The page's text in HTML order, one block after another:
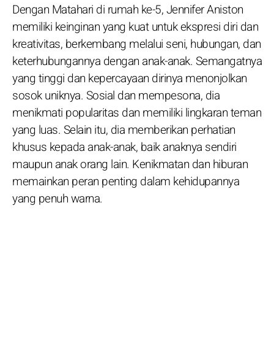
Dengan Matahari di rumah ke-5, Jennifer Aniston
memiliki keinginan yang kuat untuk ekspresi diri dan
kreativitas, berkembang melalui seni, hubungan, dan
keterhubungannya dengan anak-anak. Semangatnya
yang tinggi dan kepercayaan dirinya menonjolkan
sosok uniknya. Sosial dan mempesona, dia
menikmati popularitas dan memiliki lingkaran teman
yang luas. Selain itu, dia memberikan perhatian
khusus kepada anak-anak, baik anaknya sendiri
maupun anak orang lain. Kenikmatan dan hiburan
memainkan peran penting dalam kehidupannya
yang penuh warna.